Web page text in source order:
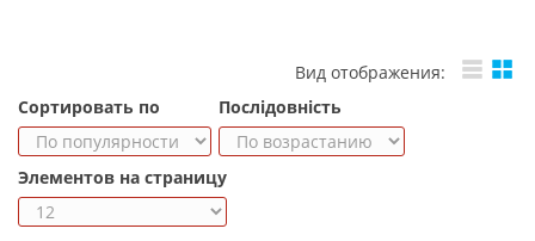
Вид отображения:
Сортировать по
Послідовність
Элементов на страницу